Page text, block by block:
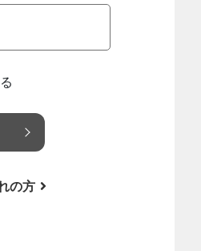
の方